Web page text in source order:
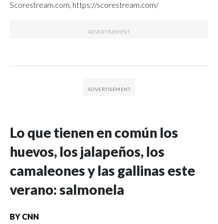
Scorestream.com, https://scorestream.com/
Lo que tienen en común los
huevos, los jalapeños, los
camaleones y las gallinas este
verano: salmonela
BY CNN